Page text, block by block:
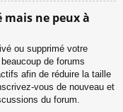
mais ne peux à
ou supprimé votre
de forums
afin de réduire la taille
vous de nouveau et
du forum.